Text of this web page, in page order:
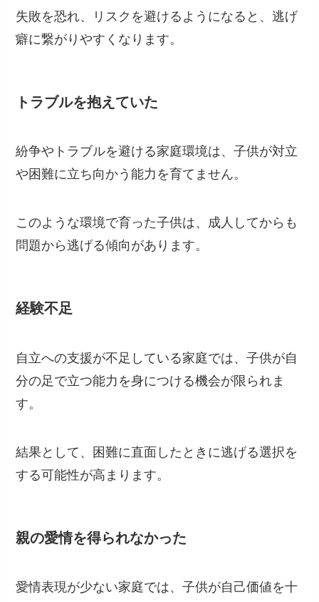
失敗を恐れ、リスクを避けるようになると、逃げ
癖に繋がりやすくなります。
トラブルを抱えていた
紛争やトラブルを避ける家庭環境は、子供が対立
や困難に立ち向かう能力を育てません。
このような環境で育った子供は、成人してからも
問題から逃げる傾向があります。
経験不足
自立への支援が不足している家庭では、子供が自
分の足で立つ能力を身につける機会が限られま
す。
結果として、困難に直面したときに逃げる選択を
する可能性が高まります。
親の愛情を得られなかった
愛情表現が少ない家庭では、子供が自己価値を十